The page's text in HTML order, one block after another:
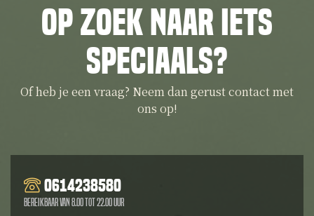
Op zoek naar iets
speciaals?
Of heb je een vraag? Neem dan gerust contact met
ons op!
0614238580
Bereikbaar van 8.00 tot 22.00 uur